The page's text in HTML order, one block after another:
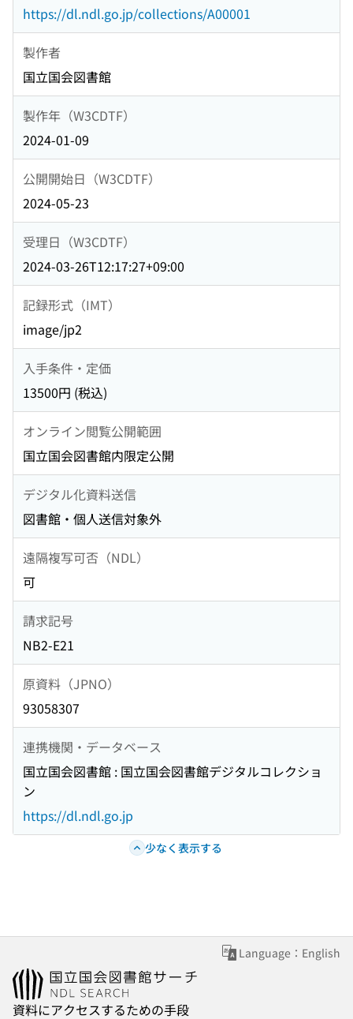
https://dl.ndl.go.jp/collections/A00001
製作者
国立国会図書館
製作年（W3CDTF）
2024-01-09
公開開始日（W3CDTF）
2024-05-23
受理日（W3CDTF）
2024-03-26T12:17:27+09:00
記録形式（IMT）
image/jp2
入手条件・定価
13500円 (税込)
オンライン閲覧公開範囲
国立国会図書館内限定公開
デジタル化資料送信
図書館・個人送信対象外
遠隔複写可否（NDL）
可
請求記号
NB2-E21
原資料（JPNO）
93058307
連携機関・データベース
国立国会図書館 : 国立国会図書館デジタルコレクショ
ン
https://dl.ndl.go.jp
少なく表示する
Language：English
資料にアクセスするための手段